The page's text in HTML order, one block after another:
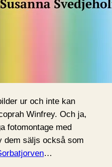
ur och inte kan
Winfrey. Och ja,
fotomontage med
dem säljs också som
…